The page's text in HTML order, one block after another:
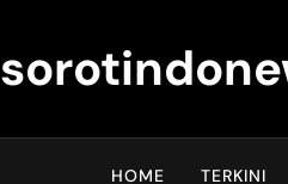
HOME TERKINI